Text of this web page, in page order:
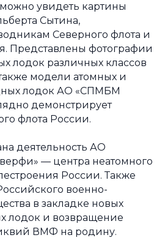
увидеть картины
Сытина,
Северного флота и
Представлены фотографии
лодок различных классов
модели атомных и
лодок АО «СПМБМ
демонстрирует
флота России.
деятельность АО
— центра неатомного
России. Также
военно-
в закладке новых
лодок и возвращение
ВМФ на родину.